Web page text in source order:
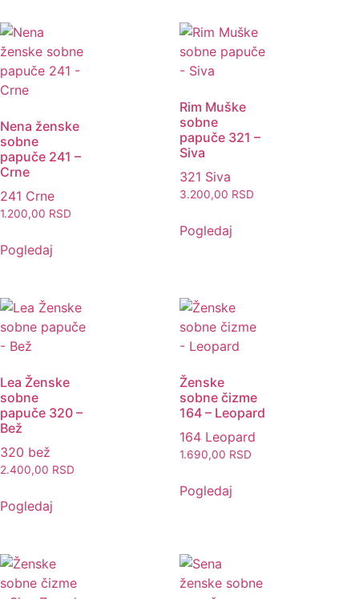
Nena ženske
sobne
papuče 241 –
Crne
241 Crne
1.200,00 RSD
Pogledaj
Rim Muške
sobne
papuče 321 –
Siva
321 Siva
3.200,00 RSD
Pogledaj
Lea Ženske
sobne
papuče 320 –
Bež
320 bež
2.400,00 RSD
Pogledaj
Ženske
sobne čizme
164 – Leopard
164 Leopard
1.690,00 RSD
Pogledaj